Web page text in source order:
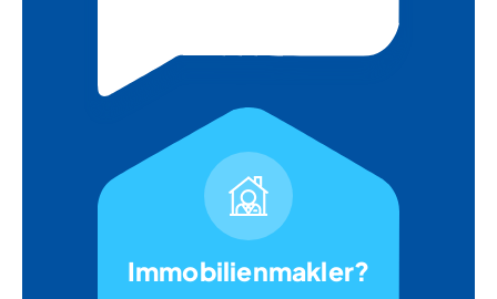
Immobilienmakler?